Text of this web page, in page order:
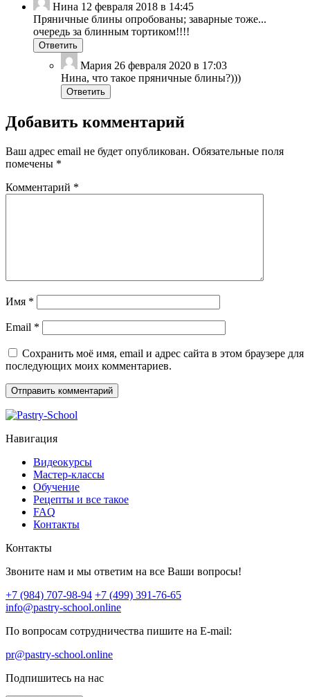
Нина 12 февраля 2018 в 14:45
Пряничные блины опробованы; заварные тоже...
очередь за блинным тортиком!!!!
Ответить
Мария 26 февраля 2020 в 17:03
Нина, что такое пряничные блины?)))
Ответить
Добавить комментарий
Ваш адрес email не будет опубликован. Обязательные поля
помечены *
Комментарий *
Имя *
Email *
Сохранить моё имя, email и адрес сайта в этом браузере для
последующих моих комментариев.
Навигация
Видеокурсы
Мастер-классы
Обучение
Рецепты и все такое
FAQ
Контакты
Контакты
Звоните нам и мы ответим на все Ваши вопросы!
+7 (984) 707-98-94 +7 (499) 391-76-65
info@pastry-school.online
По вопросам сотрудничества пишите на E-mail:
pr@pastry-school.online
Подпишитесь на нас